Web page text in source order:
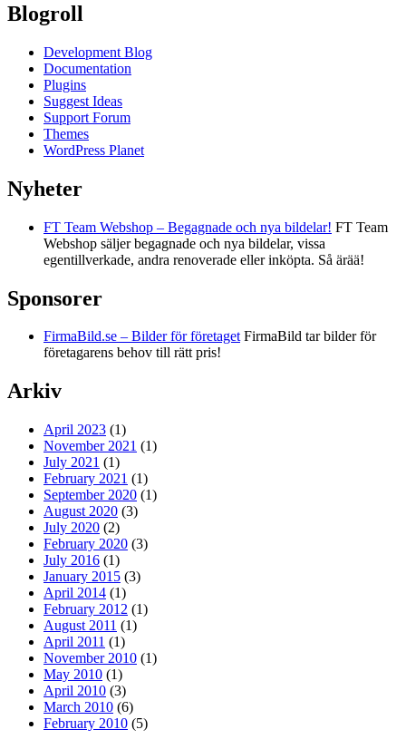
Blogroll
Development Blog
Documentation
Plugins
Suggest Ideas
Support Forum
Themes
WordPress Planet
Nyheter
FT Team Webshop – Begagnade och nya bildelar! FT Team
Webshop säljer begagnade och nya bildelar, vissa
egentillverkade, andra renoverade eller inköpta. Så ärää!
Sponsorer
FirmaBild.se – Bilder för företagetFirmaBild tar bilder för
företagarens behov till rätt pris!
Arkiv
April 2023 (1)
November 2021 (1)
July 2021 (1)
February 2021 (1)
September 2020 (1)
August 2020 (3)
July 2020 (2)
February 2020 (3)
July 2016 (1)
January 2015 (3)
April 2014 (1)
February 2012 (1)
August 2011 (1)
April 2011 (1)
November 2010 (1)
May 2010 (1)
April 2010 (3)
March 2010 (6)
February 2010 (5)